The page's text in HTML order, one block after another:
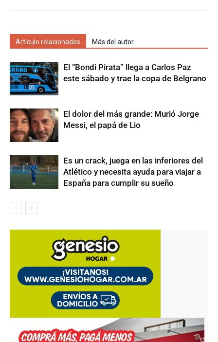
Artículo relacionados Más del autor
El “Bondi Pirata” llega a Carlos Paz
este sábado y trae la copa de Belgrano
El dolor del más grande: Murió Jorge
Messi, el papá de Lio
Es un crack, juega en las inferiores del
Atlético y necesita ayuda para viajar a
España para cumplir su sueño